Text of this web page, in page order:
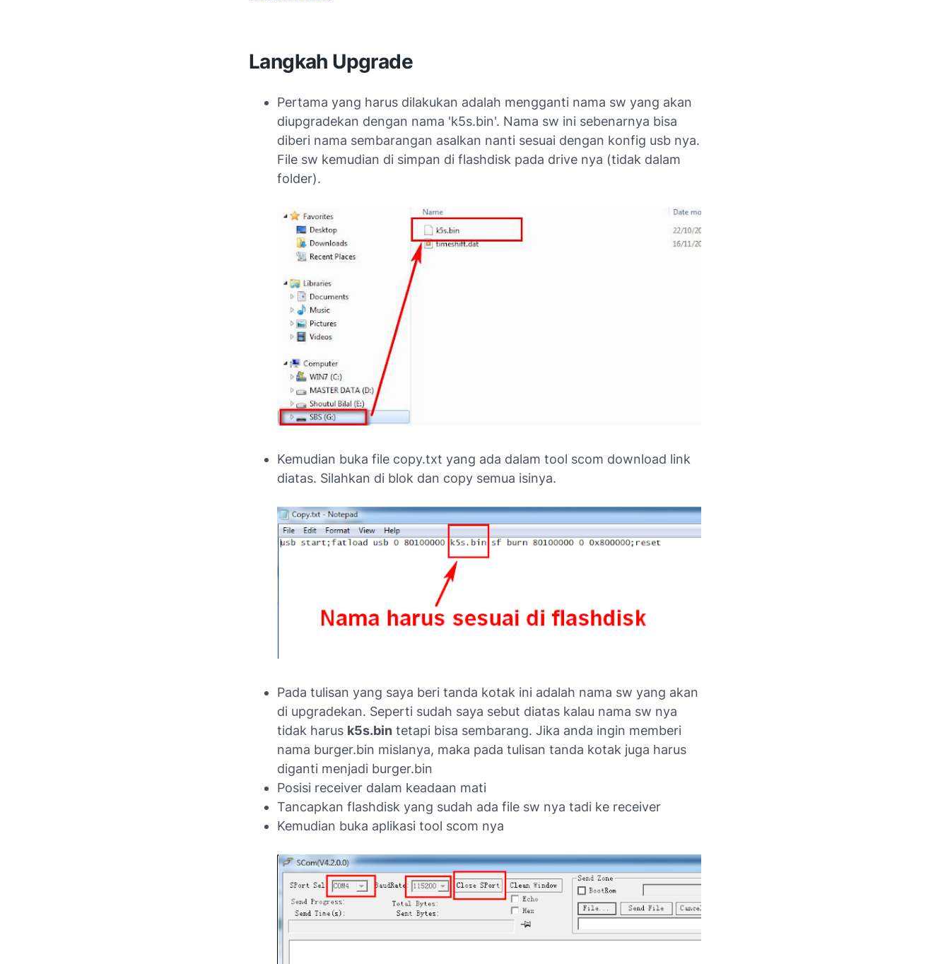
Langkah Upgrade
Pertama yang harus dilakukan adalah mengganti nama sw yang akan
diupgradekan dengan nama 'k5s.bin'. Nama sw ini sebenarnya bisa
diberi nama sembarangan asalkan nanti sesuai dengan konfig usb nya.
File sw kemudian di simpan di flashdisk pada drive nya (tidak dalam
folder).
Kemudian buka file copy.txt yang ada dalam tool scom download link
diatas. Silahkan di blok dan copy semua isinya.
Pada tulisan yang saya beri tanda kotak ini adalah nama sw yang akan
di upgradekan. Seperti sudah saya sebut diatas kalau nama sw nya
tidak harus k5s.bin tetapi bisa sembarang. Jika anda ingin memberi
nama burger.bin mislanya, maka pada tulisan tanda kotak juga harus
diganti menjadi burger.bin
Posisi receiver dalam keadaan mati
Tancapkan flashdisk yang sudah ada file sw nya tadi ke receiver
Kemudian buka aplikasi tool scom nya